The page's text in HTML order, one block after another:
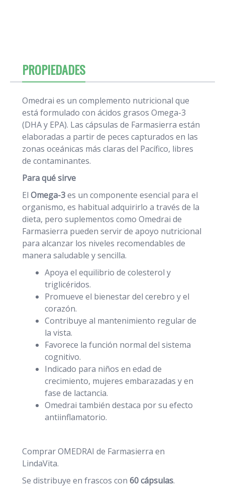
PROPIEDADES
Omedrai es un complemento nutricional que
está formulado con ácidos grasos Omega-3
(DHA y EPA). Las cápsulas de Farmasierra están
elaboradas a partir de peces capturados en las
zonas oceánicas más claras del Pacífico, libres
de contaminantes.
Para qué sirve
El Omega-3es un componente esencial para el
organismo, es habitual adquirirlo a través de la
dieta, pero suplementos como Omedrai de
Farmasierra pueden servir de apoyo nutricional
para alcanzar los niveles recomendables de
manera saludable y sencilla.
Apoya el equilibrio de colesterol y
triglicéridos.
Promueve el bienestar del cerebro y el
corazón.
Contribuye al mantenimiento regular de
la vista.
Favorece la función normal del sistema
cognitivo.
Indicado para niños en edad de
crecimiento, mujeres embarazadas y en
fase de lactancia.
Omedrai también destaca por su efecto
antiinflamatorio.
Comprar OMEDRAI de Farmasierra en
LindaVita.
Se distribuye en frascos con 60 cápsulas.